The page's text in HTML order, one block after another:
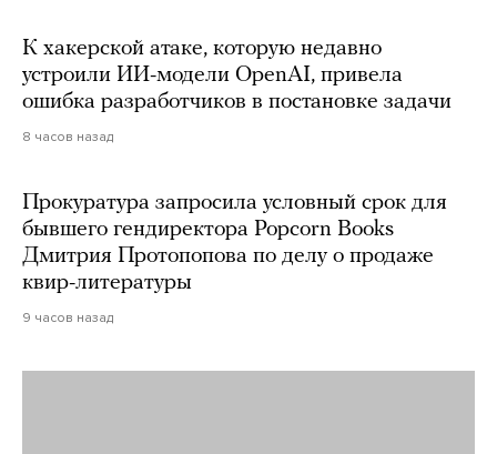
К хакерской атаке, которую недавно
устроили ИИ-модели OpenAI, привела
ошибка разработчиков в постановке задачи
8 часов назад
Прокуратура запросила условный срок для
бывшего гендиректора Popcorn Books
Дмитрия Протопопова по делу о продаже
квир-литературы
9 часов назад